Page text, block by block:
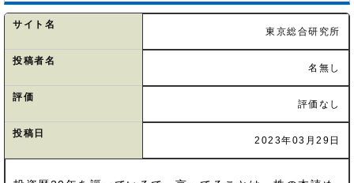
サイト名
東京総合研究所
投稿者名
名無し
評価
評価なし
投稿日
2023年03月29日